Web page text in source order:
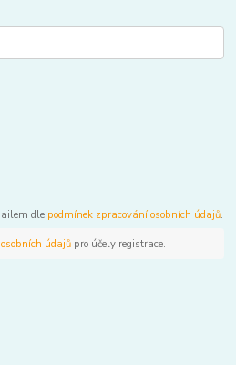
dle podmínek zpracování osobních údajů.
údajůpro účely registrace.